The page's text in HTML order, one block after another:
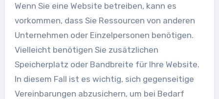
Wenn Sie eine Website betreiben, kann es
vorkommen, dass Sie Ressourcen von anderen
Unternehmen oder Einzelpersonen benötigen.
Vielleicht benötigen Sie zusätzlichen
Speicherplatz oder Bandbreite für Ihre Website.
In diesem Fall ist es wichtig, sich gegenseitige
Vereinbarungen abzusichern, um bei Bedarf